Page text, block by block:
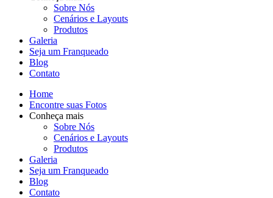
Sobre Nós
Cenários e Layouts
Produtos
Galeria
Seja um Franqueado
Blog
Contato
Home
Encontre suas Fotos
Conheça mais
Sobre Nós
Cenários e Layouts
Produtos
Galeria
Seja um Franqueado
Blog
Contato